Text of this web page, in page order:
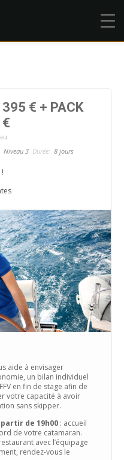
€ + PACK
€
Niveau 3 Durée: 8 jours
!
aide à envisager
un bilan individuel
en fin de stage afin de
votre capacité à avoir
sans skipper.
de 19h00 : accueil
de votre catamaran.
avec l’équipage
rendez-vous le